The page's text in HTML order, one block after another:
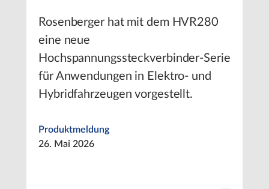
Rosenberger hat mit dem HVR280
eine neue
Hochspannungssteckverbinder-Serie
für Anwendungen in Elektro- und
Hybridfahrzeugen vorgestellt.
Produktmeldung
26. Mai 2026